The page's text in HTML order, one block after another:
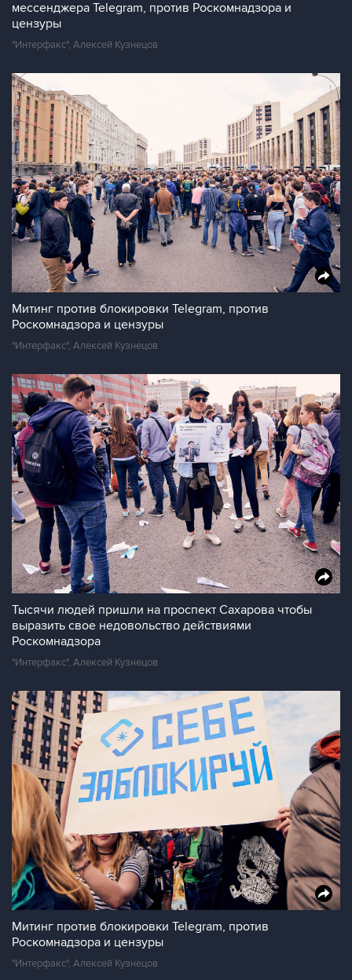
мессенджера Telegram, против Роскомнадзора и
цензуры
"Интерфакс", Алексей Кузнецов
Митинг против блокировки Telegram, против
Роскомнадзора и цензуры
"Интерфакс", Алексей Кузнецов
Тысячи людей пришли на проспект Сахарова чтобы
выразить свое недовольство действиями
Роскомнадзора
"Интерфакс", Алексей Кузнецов
Митинг против блокировки Telegram, против
Роскомнадзора и цензуры
"Интерфакс", Алексей Кузнецов